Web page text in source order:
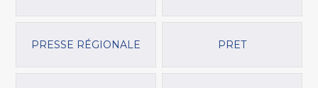
PRESSE RÉGIONALE PRET